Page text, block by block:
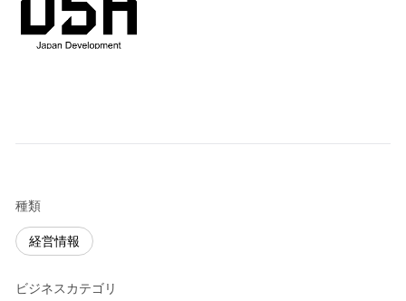
種類
経営情報
ビジネスカテゴリ